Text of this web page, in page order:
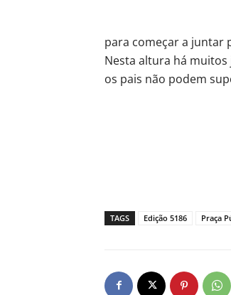
para começar a juntar
Nesta altura há
os pais não podem
TAGS Edição 5186 Praça